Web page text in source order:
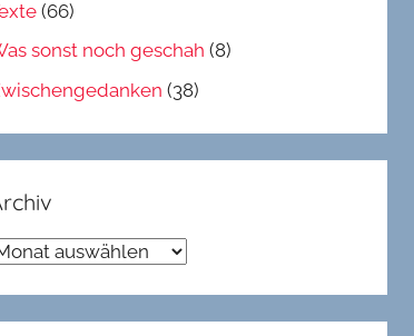
(66)
sonst noch geschah (8)
(38)